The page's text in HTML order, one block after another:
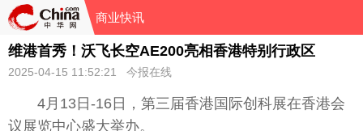
商业快讯
维港首秀！沃飞长空AE200亮相香港特别行政区
2025-04-15 11:52:21 今报在线
4月13日-16日，第三届香港国际创科展在香港会
议展览中心盛大举办。